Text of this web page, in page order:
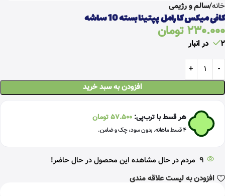
خانه سالم و رژیمی
کافی میکس کارامل پپتینا بسته 10 ساشه
230.000تومان
2 در انبار
افزودن به سبد خرید
هر قسط با ترب‌پی: 57.500تومان
۴ قسط ماهانه. بدون سود، چک و ضامن.
9 مردم در حال مشاهده این محصول در حال حاضر!
افزودن به لیست علاقه مندی